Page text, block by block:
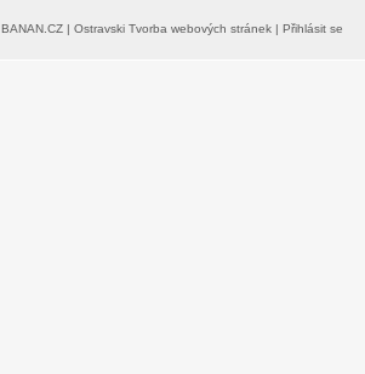
BANAN.CZ| Ostravski Tvorba webových stránek | Přihlásit se